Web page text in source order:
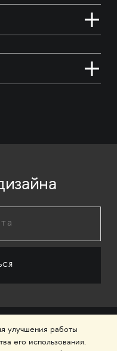
улучшения работы
его использования.